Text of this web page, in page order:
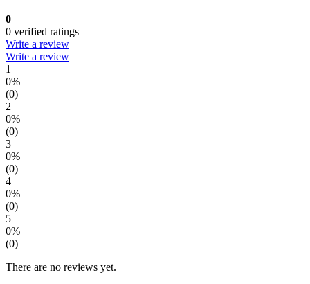
0
0 verified ratings
Write a review
Write a review
1
0%
(0)
2
0%
(0)
3
0%
(0)
4
0%
(0)
5
0%
(0)
There are no reviews yet.